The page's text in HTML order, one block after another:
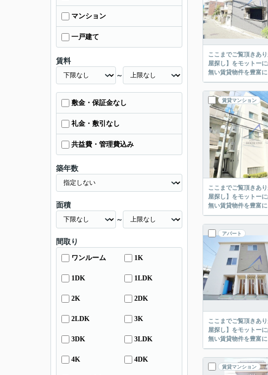
ここまでご覧頂きありがとうございます。 お部屋探しの際には、皆さまそれ
屋探し】をモットーに細かいヒ
賃貸マンション
ここまでご覧頂きありがとうございます。 お部屋探しの際には、皆さまそれ
屋探し】をモットーに細かいヒ
アパート
ここまでご覧頂きありがとうございます。 お部屋探しの際には、皆さまそれ
屋探し】をモットーに細かいヒ
賃貸マンション
マンション
一戸建て
賃料
～
敷金・保証金なし
礼金・敷引なし
共益費・管理費込み
築年数
面積
～
間取り
ワンルーム 1K
1DK 1LDK
2K 2DK
2LDK 3K
3DK 3LDK
4K 4DK